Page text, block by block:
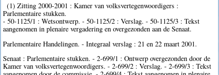
(1) Zitting 2000-2001 : Kamer van volksvertegenwoordigers :
Parlementaire stukken.
- 50-1125/1 : Wetsontwerp. - 50-1125/2 : Verslag. - 50-1125/3 : Tekst
aangenomen in plenaire vergadering en overgezonden aan de Senaat.
Parlementaire Handelingen. - Integraal verslag : 21 en 22 maart 2001.
Senaat : Parlementaire stukken. - 2-699/1 : Ontwerp overgezonden door de
Kamer van volksvertegenwoordigers. - 2-699/2 : Verslag. - 2-699/3 : Tekst